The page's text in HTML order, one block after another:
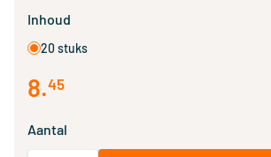
Inhoud
20 stuks
8.45
Aantal